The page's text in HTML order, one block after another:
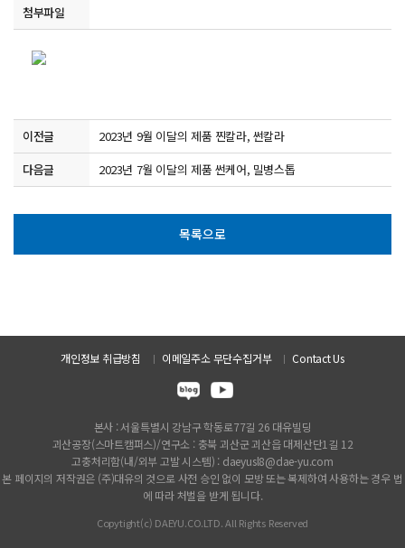
첨부파일
이전글
2023년 9월 이달의 제품 찐칼라, 썬칼라
다음글
2023년 7월 이달의 제품 썬케어, 밀병스톱
목록으로
개인정보 취급방침 이메일주소 무단수집거부 Contact Us
본사 : 서울특별시 강남구 학동로77길 26 대유빌딩
괴산공장(스마트캠퍼스)/연구소 : 충북 괴산군 괴산읍 대제산단1길 12
고충처리함(내/외부 고발 시스템) : daeyusl8@dae-yu.com
본 페이지의 저작권은 (주)대유의 것으로 사전 승인 없이 모방 또는 복제하여 사용하는 경우 법
에 따라 처벌을 받게 됩니다.
Copytight(c) DAEYU.CO.LTD. All Rights Reserved